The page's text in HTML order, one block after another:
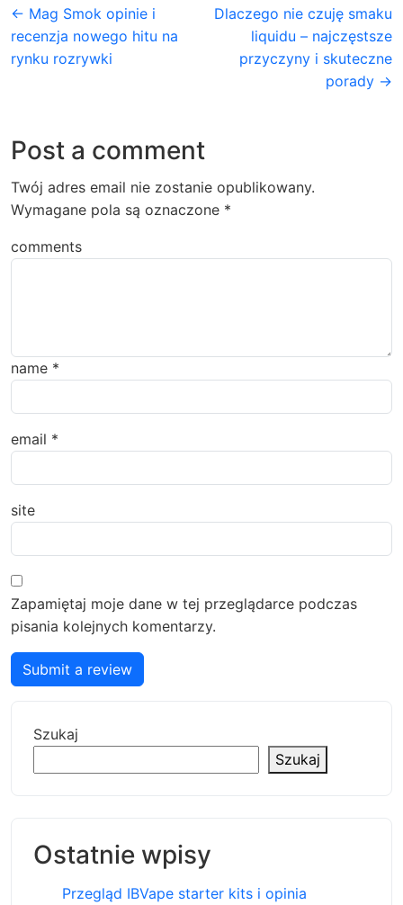
← Mag Smok opinie i
recenzja nowego hitu na
rynku rozrywki
Dlaczego nie czuję smaku
liquidu – najczęstsze
przyczyny i skuteczne
porady →
Post a comment
Twój adres email nie zostanie opublikowany.
Wymagane pola są oznaczone *
comments
name *
email *
site
Zapamiętaj moje dane w tej przeglądarce podczas
pisania kolejnych komentarzy.
Submit a review
Szukaj
Szukaj
Ostatnie wpisy
Przegląd IBVape starter kits i opinia